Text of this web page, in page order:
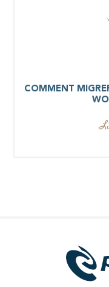
COMMENT